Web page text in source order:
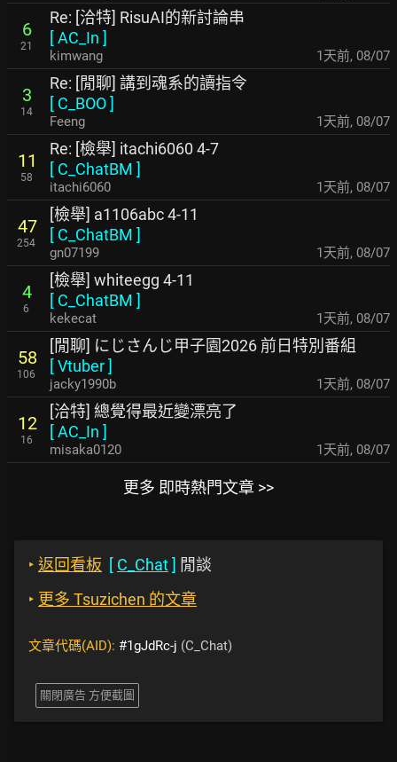
6
21
Re: [洽特] RisuAI的新討論串
[AC_In ]
kimwang 1天前, 08/07
3
14
Re: [閒聊] 講到魂系的讀指令
[ C_BOO]
Feeng 1天前, 08/07
11
58
Re: [檢舉] itachi6060 4-7
[ C_ChatBM ]
itachi6060 1天前, 08/07
47
254
[檢舉] a1106abc 4-11
[ C_ChatBM ]
gn07199 1天前, 08/07
4
6
[檢舉] whiteegg 4-11
[ C_ChatBM ]
kekecat 1天前, 08/07
58
106
[閒聊] にじさんじ甲子園2026 前日特別番組
[Vtuber]
jacky1990b 1天前, 08/07
12
16
[洽特] 總覺得最近變漂亮了
[AC_In ]
misaka0120 1天前, 08/07
更多 即時熱門文章 >>
‣ 返回看板 [ C_Chat] 閒談
‣ 更多 Tsuzichen 的文章
文章代碼(AID): #1gJdRc-j (C_Chat)
關閉廣告 方便截圖